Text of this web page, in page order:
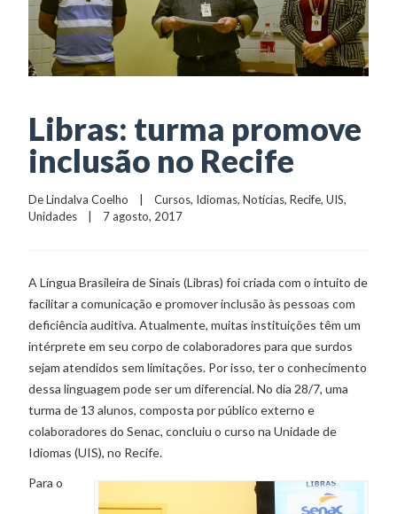
Libras: turma promove
inclusão no Recife
De Lindalva Coelho
    |
Cursos, Idiomas, Notícias, Recife, UIS
Unidades
    |    7 agosto, 2017
A Língua Brasileira de Sinais (Libras) foi criada com o intuito de
facilitar a comunicação e promover inclusão às pessoas com
deficiência auditiva. Atualmente, muitas instituições têm um
intérprete em seu corpo de colaboradores para que surdos
sejam atendidos sem limitações. Por isso, ter o conhecimento
dessa linguagem pode ser um diferencial. No dia 28/7, uma
turma de 13 alunos, composta por público externo e
colaboradores do Senac, concluiu o curso na Unidade de
Idiomas (UIS), no Recife.
Para o